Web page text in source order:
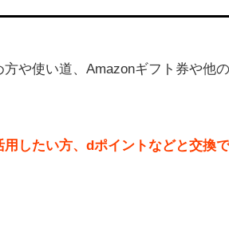
や使い道、Amazonギフト券や他
したい方、dポイントなどと交換